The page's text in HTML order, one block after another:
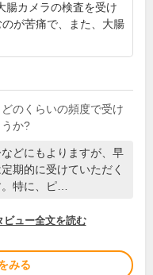
腸カメラの検査を受け
が苦痛で、また、大腸
のくらいの頻度で受け
か?
どにもよりますが、早
期的に受けていただく
。特に、ピ…
ビュー全文を読む
みる